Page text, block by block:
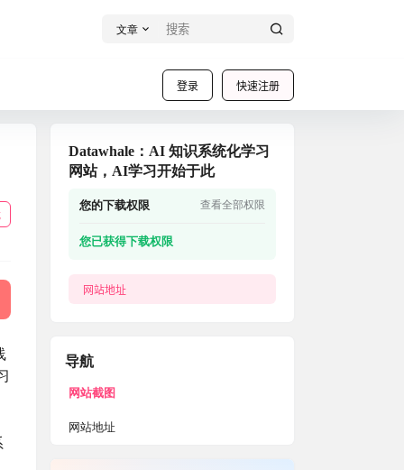
文章
登录 快速注册
Datawhale：AI 知识系统化学习
网站，AI学习开始于此
您的下载权限 查看全部权限
您已获得下载权限
网站地址
导航
网站截图
网站地址